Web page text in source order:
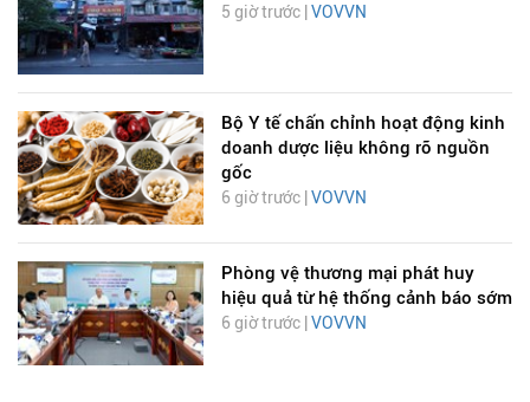
5 giờ trước | VOVVN
Bộ Y tế chấn chỉnh hoạt động kinh
doanh dược liệu không rõ nguồn
gốc
6 giờ trước | VOVVN
Phòng vệ thương mại phát huy
hiệu quả từ hệ thống cảnh báo sớm
6 giờ trước | VOVVN